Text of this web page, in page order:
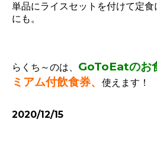
単品にライスセットを付けて定
にも。
らくち～のは、 GoToEatのお
ミアム付飲食券、
使えます！
2020/12/15